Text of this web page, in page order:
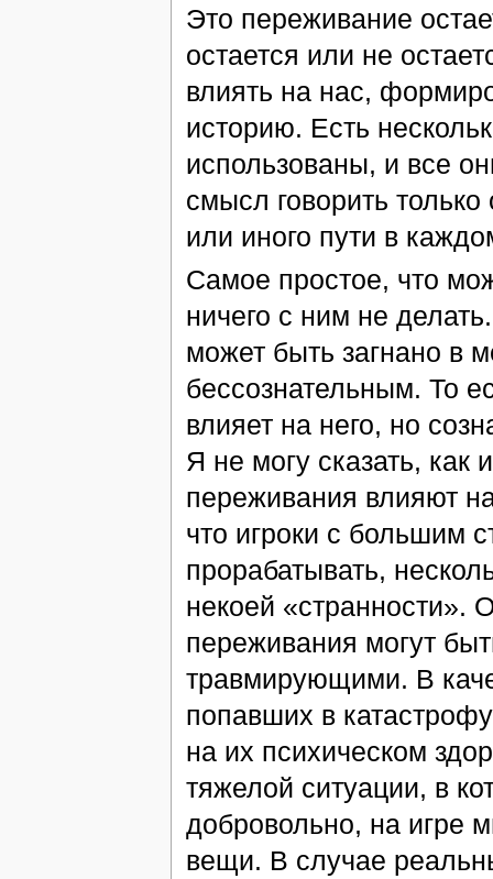
Это переживание
остается или не
влиять на нас,
историю. Есть
использованы, и все
смысл говорить
или иного пути в
Самое простое, что
ничего с ним не
может быть загнано в
бессознательным. То
влияет на него, но
Я не могу сказать,
переживания влияют
что игроки с большим
прорабатывать,
некоей «странности».
переживания могут
травмирующими. В
попавших в
на их психическом
тяжелой ситуации, в
добровольно, на игре
вещи. В случае